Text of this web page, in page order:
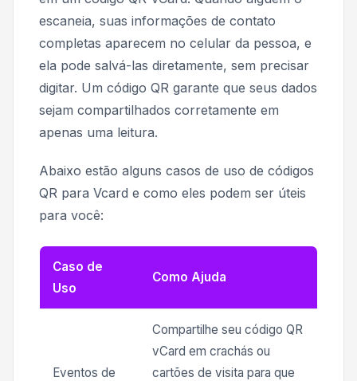
escaneia, suas informações de contato
completas aparecem no celular da pessoa, e
ela pode salvá-las diretamente, sem precisar
digitar. Um código QR garante que seus dados
sejam compartilhados corretamente em
apenas uma leitura.
Abaixo estão alguns casos de uso de códigos
QR para Vcard e como eles podem ser úteis
para você:
Caso de
Uso
Como Ajuda
Eventos de
Compartilhe seu código QR
vCard em crachás ou
cartões de visita para que